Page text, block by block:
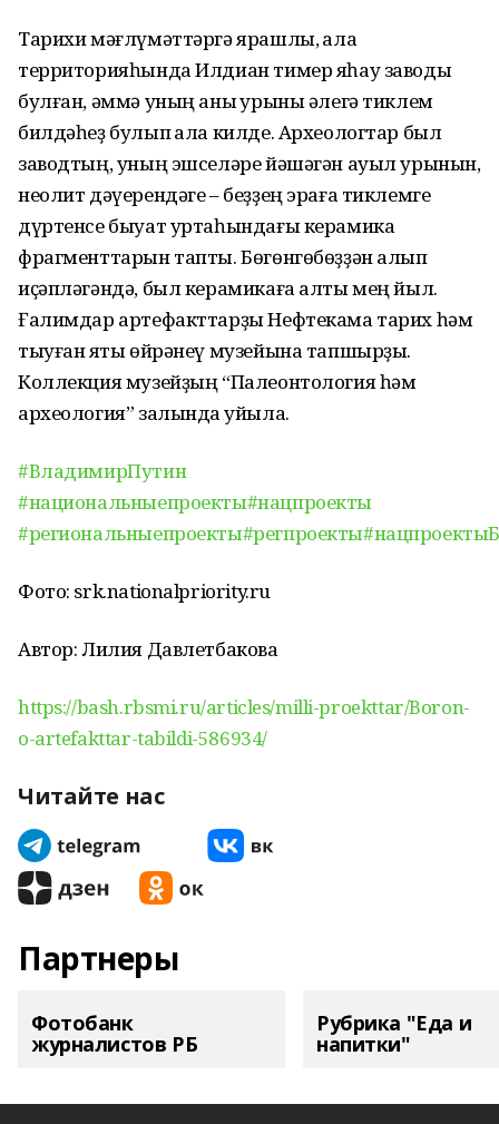
Тарихи мәғлүмәттәргә ярашлы, ҡала
территорияһында Илдиан тимер яһау заводы
булған, әммә уның аныҡ урыны әлегә тиклем
билдәһеҙ булып ҡала килде. Археологтар был
заводтың, уның эшселәре йәшәгән ауыл урынын,
неолит дәүерендәге – беҙҙең эраға тиклемге
дүртенсе быуат уртаһындағы керамика
фрагменттарын тапты. Бөгөнгөбөҙҙән алып
иҫәпләгәндә, был керамикаға алты мең йыл.
Ғалимдар артефакттарҙы Нефтекама тарих һәм
тыуған яҡты өйрәнеү музейына тапшырҙы.
Коллекция музейҙың “Палеонтология һәм
археология” залында ҡуйыла.
#ВладимирПутин
#национальныепроекты#нацпроекты
#региональныепроекты#регпроекты
Фото: srk.nationalpriority.ru
Автор: Лилия Давлетбакова
https://bash.rbsmi.ru/articles/milli-proekttar/Boron-
o-artefakttar-tabildi-586934/
Читайте нас
Партнеры
Фотобанк
журналистов РБ
Рубрика "Еда и
напитки"